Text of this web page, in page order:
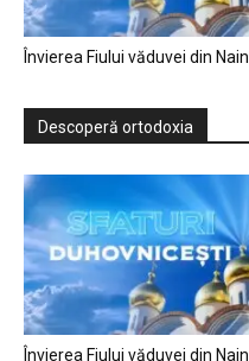
Învierea Fiului văduvei din Nain
Descoperă ortodoxia
Învierea Fiului văduvei din Nain